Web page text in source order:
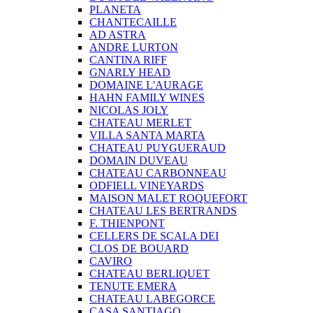
PLANETA
CHANTECAILLE
AD ASTRA
ANDRE LURTON
CANTINA RIFF
GNARLY HEAD
DOMAINE L'AURAGE
HAHN FAMILY WINES
NICOLAS JOLY
CHATEAU MERLET
VILLA SANTA MARTA
CHATEAU PUYGUERAUD
DOMAIN DUVEAU
CHATEAU CARBONNEAU
ODFIELL VINEYARDS
MAISON MALET ROQUEFORT
CHATEAU LES BERTRANDS
F. THIENPONT
CELLERS DE SCALA DEI
CLOS DE BOUARD
CAVIRO
CHATEAU BERLIQUET
TENUTE EMERA
CHATEAU LABEGORCE